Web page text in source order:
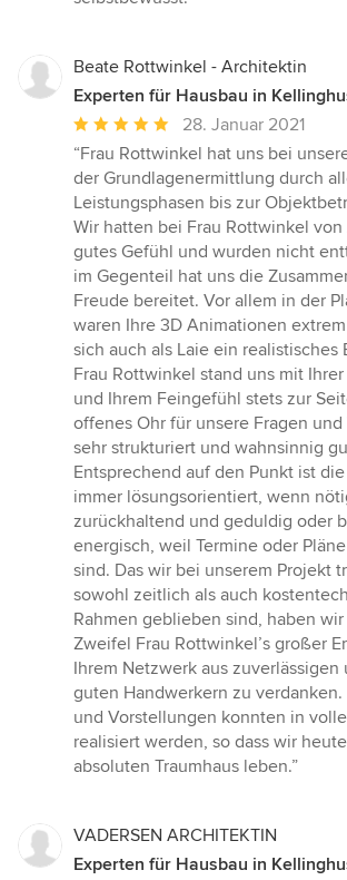
Beate Rottwinkel - Architektin
Experten für Hausbau in
Durchschnittliche
Bewertung:
5
von
5
Sternen
28. Januar 2021
“Frau Rottwinkel hat uns bei
der Grundlagenermittlung durch
Leistungsphasen bis zur
Wir hatten bei Frau Rottwinkel
gutes Gefühl und wurden nicht
im Gegenteil hat uns die
Freude bereitet. Vor allem in der
waren Ihre 3D Animationen
sich auch als Laie ein realistisches
Frau Rottwinkel stand uns mit
und Ihrem Feingefühl stets zur
offenes Ohr für unsere Fragen
sehr strukturiert und wahnsinnig
Entsprechend auf den Punkt ist
immer lösungsorientiert, wenn
zurückhaltend und geduldig oder
energisch, weil Termine oder
sind. Das wir bei unserem Projekt
sowohl zeitlich als auch
Rahmen geblieben sind, haben
Zweifel Frau Rottwinkel’s großer
Ihrem Netzwerk aus
guten Handwerkern zu verdanken.
und Vorstellungen konnten in
realisiert werden, so dass wir
absoluten Traumhaus leben.”
VADERSEN ARCHITEKTIN
Experten für Hausbau in